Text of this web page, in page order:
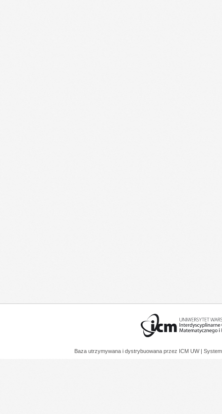
Baza utrzymywana i dystrybuowana przez ICM UW |